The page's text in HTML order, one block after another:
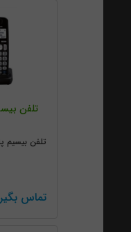
تلفن بیسیم
تماس